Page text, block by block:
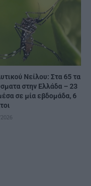
Νείλου: Στα 65 τα
στην Ελλάδα – 23
σε μία εβδομάδα, 6